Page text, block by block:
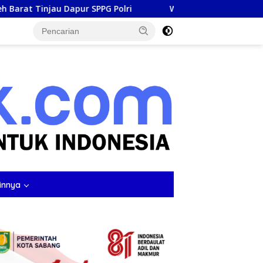
SPPG Polri Wapres Gibran Pastikan Perbaikan